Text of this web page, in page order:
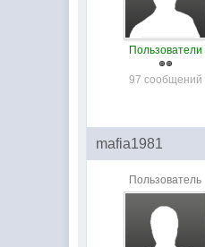
Пользователи
97 сообщений
mafia1981
Пользователь